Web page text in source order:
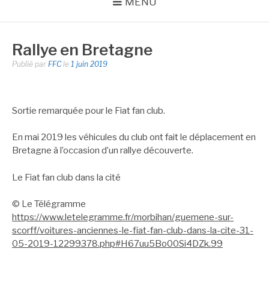
Rallye en Bretagne
Publié par FFCle 1 juin 2019
Sortie remarquée pour le Fiat fan club.
En mai 2019 les véhicules du club ont fait le déplacement en
Bretagne à l’occasion d’un rallye découverte.
Le Fiat fan club dans la cité
© Le Télégramme
https://www.letelegramme.fr/morbihan/guemene-sur-
scorff/voitures-anciennes-le-fiat-fan-club-dans-la-cite-31-
05-2019-12299378.php#H67uu5Bo00Si4DZk.99